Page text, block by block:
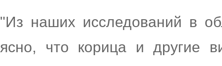
"Из наших исследований в
ясно, что корица и другие